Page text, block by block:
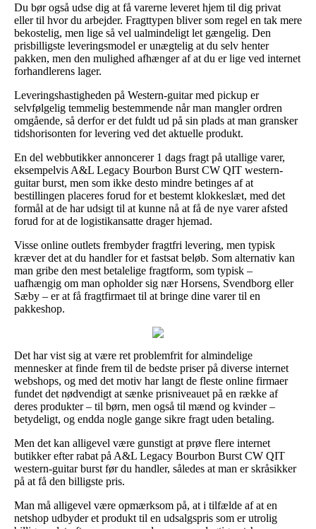
Du bør også udse dig at få varerne leveret hjem til dig privat
eller til hvor du arbejder. Fragttypen bliver som regel en tak mere
bekostelig, men lige så vel ualmindeligt let gængelig. Den
prisbilligste leveringsmodel er unægtelig at du selv henter
pakken, men den mulighed afhænger af at du er lige ved internet
forhandlerens lager.
Leveringshastigheden på Western-guitar med pickup er
selvfølgelig temmelig bestemmende når man mangler ordren
omgående, så derfor er det fuldt ud på sin plads at man gransker
tidshorisonten for levering ved det aktuelle produkt.
En del webbutikker annoncerer 1 dags fragt på utallige varer,
eksempelvis A&L Legacy Bourbon Burst CW QIT western-
guitar burst, men som ikke desto mindre betinges af at
bestillingen placeres forud for et bestemt klokkeslæt, med det
formål at de har udsigt til at kunne nå at få de nye varer afsted
forud for at de logistikansatte drager hjemad.
Visse online outlets frembyder fragtfri levering, men typisk
kræver det at du handler for et fastsat beløb. Som alternativ kan
man gribe den mest betalelige fragtform, som typisk –
uafhængig om man opholder sig nær Horsens, Svendborg eller
Sæby – er at få fragtfirmaet til at bringe dine varer til en
pakkeshop.
Det har vist sig at være ret problemfrit for almindelige
mennesker at finde frem til de bedste priser på diverse internet
webshops, og med det motiv har langt de fleste online firmaer
fundet det nødvendigt at sænke prisniveauet på en række af
deres produkter – til børn, men også til mænd og kvinder –
betydeligt, og endda nogle gange sikre fragt uden betaling.
Men det kan alligevel være gunstigt at prøve flere internet
butikker efter rabat på A&L Legacy Bourbon Burst CW QIT
western-guitar burst før du handler, således at man er skråsikker
på at få den billigste pris.
Man må alligevel være opmærksom på, at i tilfælde af at en
netshop udbyder et produkt til en udsalgspris som er utrolig